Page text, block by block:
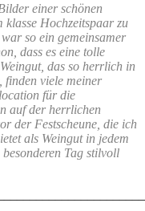
einer schönen
klasse Hochzeitspaar zu
so ein gemeinsamer
dass es eine tolle
das so herrlich in
finden viele meiner
für die
auf der herrlichen
der Festscheune, die ich
als Weingut in jedem
Tag stilvoll